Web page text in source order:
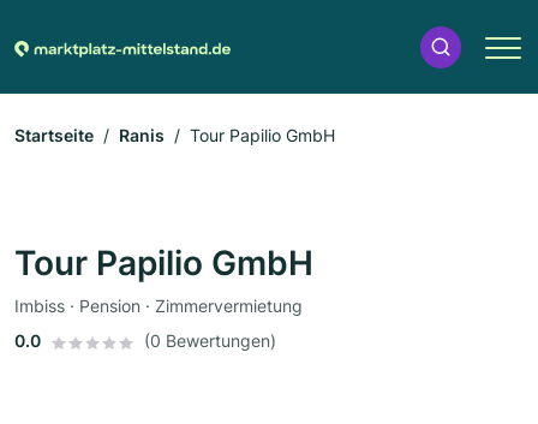
Startseite Ranis Tour Papilio GmbH
Tour Papilio GmbH
Imbiss · Pension · Zimmervermietung
0.0
(0 Bewertungen)